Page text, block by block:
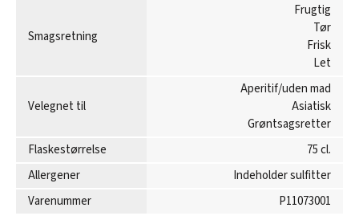
Smagsretning
Frugtig
Tør
Frisk
Let
Velegnet til
Aperitif/uden mad
Asiatisk
Grøntsagsretter
Flaskestørrelse
75 cl.
Allergener
Indeholder sulfitter
Varenummer
P11073001